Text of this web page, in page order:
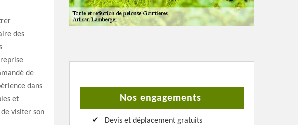
des
de
dans
et
visiter son
Nos engagements
Devis et déplacement gratuits